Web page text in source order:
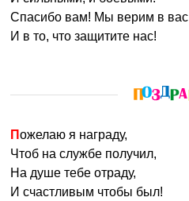
Спасибо вам! Мы верим в вас
И в то, что защитите нас!
Пожелаю я награду,
Чтоб на службе получил,
На душе тебе отраду,
И счастливым чтобы был!